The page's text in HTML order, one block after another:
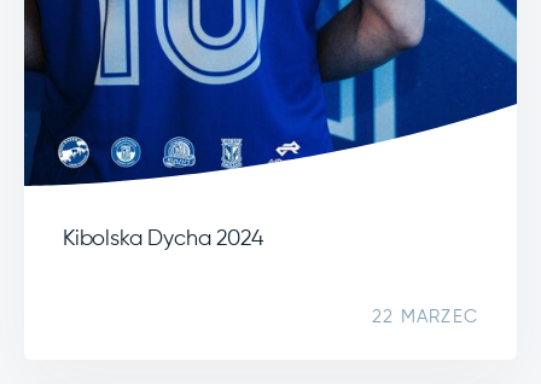
Kibolska Dycha 2024
22 MARZEC